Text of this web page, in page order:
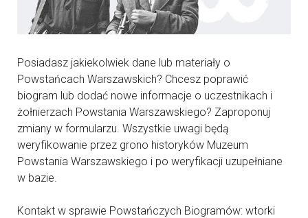
Posiadasz jakiekolwiek dane lub materiały o
Powstańcach Warszawskich? Chcesz poprawić
biogram lub dodać nowe informacje o uczestnikach i
żołnierzach Powstania Warszawskiego? Zaproponuj
zmiany w formularzu. Wszystkie uwagi będą
weryfikowanie przez grono historyków Muzeum
Powstania Warszawskiego i po weryfikacji uzupełniane
w bazie.
Kontakt w sprawie Powstańczych Biogramów: wtorki